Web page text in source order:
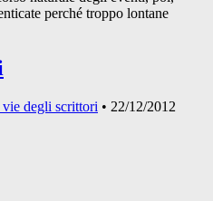
perché troppo lontane
degli scrittori • 22/12/2012